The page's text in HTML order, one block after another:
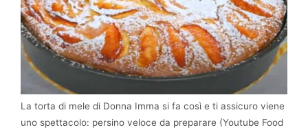
La torta di mele di Donna Imma si fa così e ti assicuro viene
uno spettacolo: persino veloce da preparare (Youtube Food